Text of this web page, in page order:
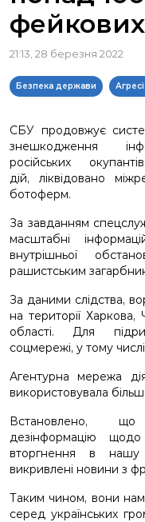
фейкових
21:13, 28 березня 2022
Безпека держави
СБУ продовжує
знешкодження
російських
дій, ліквідовано
ботоферм.
За завданням
масштабні
внутрішньої
рашистським
За даними слідства,
на території Харкова,
області. Для
соцмережі, у тому
Агентурна мережа
використовувала
Встановлено,
дезінформацію щодо
вторгнення в нашу
викривлені новини з
Таким чином, вони
серед українських